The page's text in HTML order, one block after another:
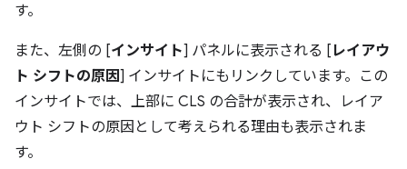
す。
また、左側の [インサイト] パネルに表示される [ レイアウ
ト シフトの原因] インサイトにもリンクしています。この
インサイトでは、上部に CLS の合計が表示され、レイア
ウト シフトの原因として考えられる理由も表示されま
す。